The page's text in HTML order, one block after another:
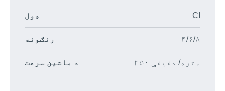
ډول CI
رنګونه ۴/۶/۸
د ماشین سرعت ۳۵۰ متره/ دقیقې